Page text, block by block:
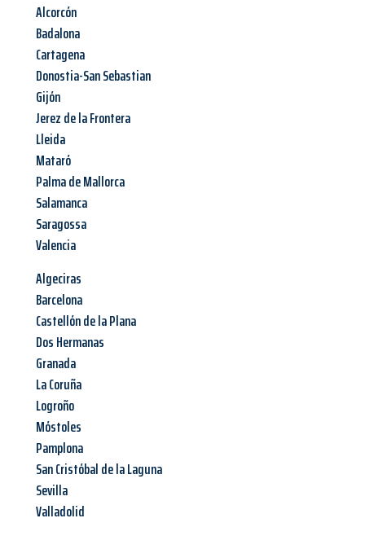
Alcorcón
Badalona
Cartagena
Donostia-San Sebastian
Gijón
Jerez de la Frontera
Lleida
Mataró
Palma de Mallorca
Salamanca
Saragossa
Valencia
Algeciras
Barcelona
Castellón de la Plana
Dos Hermanas
Granada
La Coruña
Logroño
Móstoles
Pamplona
San Cristóbal de la Laguna
Sevilla
Valladolid